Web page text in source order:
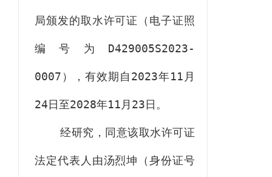
局颁发的取水许可证（电子证照
编号为 D429005S2023-
0007 ），有效期自 2023年11 月
24日至2028年11月 23日。
经研究，同意该取水许可证
法定代表人由汤烈坤（身份证号